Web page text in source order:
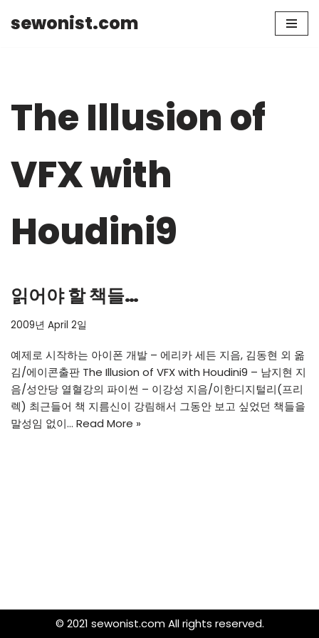
sewonist.com
The Illusion of
VFX with
Houdini9
읽어야 할 책들…
2009년 April 2일
예제로 시작하는 아이폰 개발 – 에리카 세든 지음, 김동현 외 옮
김/에이콘출판 The Illusion of VFX with Houdini9 – 남지현 지
음/성안당 열혈강의 파이썬 – 이강성 지음/이한디지털리(프리
렉) 최근들어 책 지름신이 강림해서 그동안 보고 싶었던 책들을
말성임 없이… Read More »
© 2021 sewonist.com All rights reserved.